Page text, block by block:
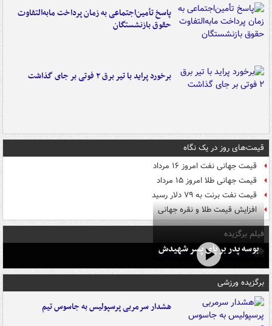
پاسخ تأمین‌اجتماعی به زمان پرداخت مابه‌التفاوت
حقوق بازنشستگان
برخورد پراید با تیر برق ۲ فوتی بر جای گذاشت
قیمت‌های روز در یک نگاه
قیمت جهانی نفت امروز ۱۶ مرداد
قیمت جهانی طلا امروز ۱۵ مرداد
قیمت نفت برنت به ۷۹ دلار رسید
افزایش قیمت طلا و نقره جهانی
فیلم برگزیده
بوسه‌ پدر بر پای پسر شهیدش
برگزیده ورزشی
هشدار سرمربی پرسپولیس به جاسوس تیم